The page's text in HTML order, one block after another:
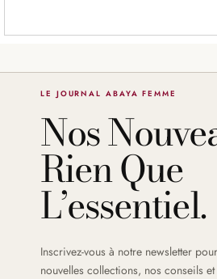
LE JOURNAL ABAYA FEMME
Nos
Rien Que
L’essentiel.
Inscrivez-vous à notre newsletter
nouvelles collections, nos conseils